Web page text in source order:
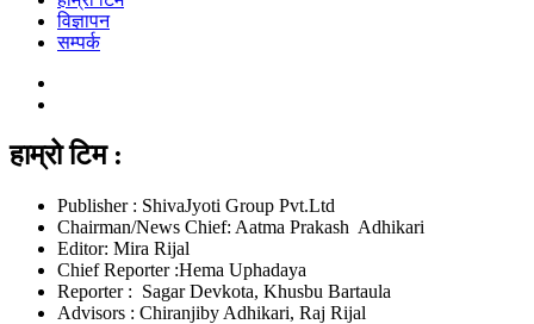
विज्ञापन
सम्पर्क
हाम्रो टिम :
Publisher : ShivaJyoti Group Pvt.Ltd
Chairman/News Chief: Aatma Prakash Adhikari
Editor: Mira Rijal
Chief Reporter :Hema Uphadaya
Reporter : Sagar Devkota, Khusbu Bartaula
Advisors : Chiranjiby Adhikari, Raj Rijal